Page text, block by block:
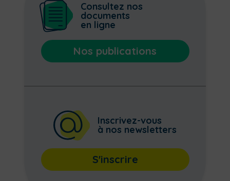
Consultez nos
documents
en ligne
Nos publications
Inscrivez-vous
à nos newsletters
S'inscrire